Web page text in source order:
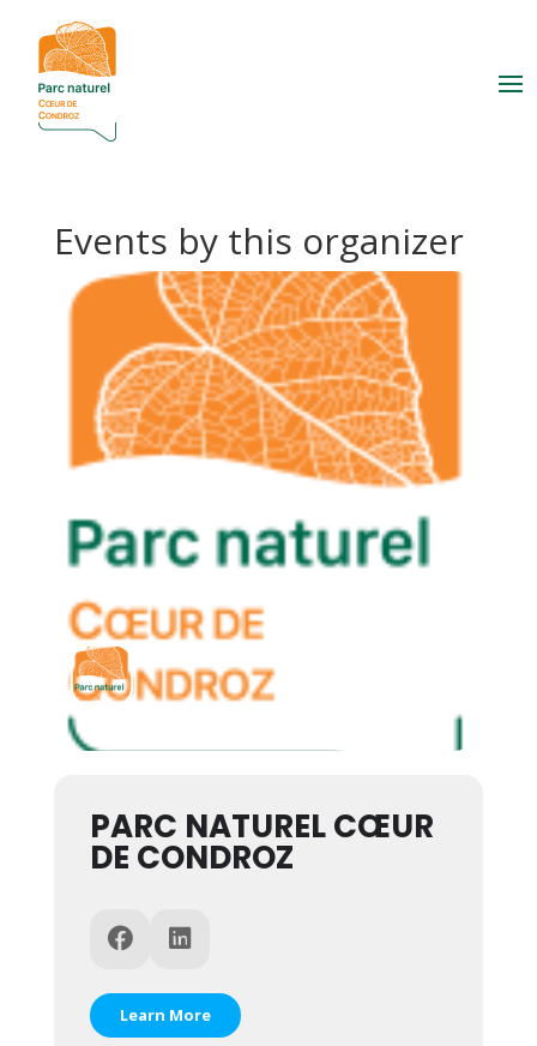
Events by this organizer
PARC NATUREL CŒUR
DE CONDROZ
Learn More